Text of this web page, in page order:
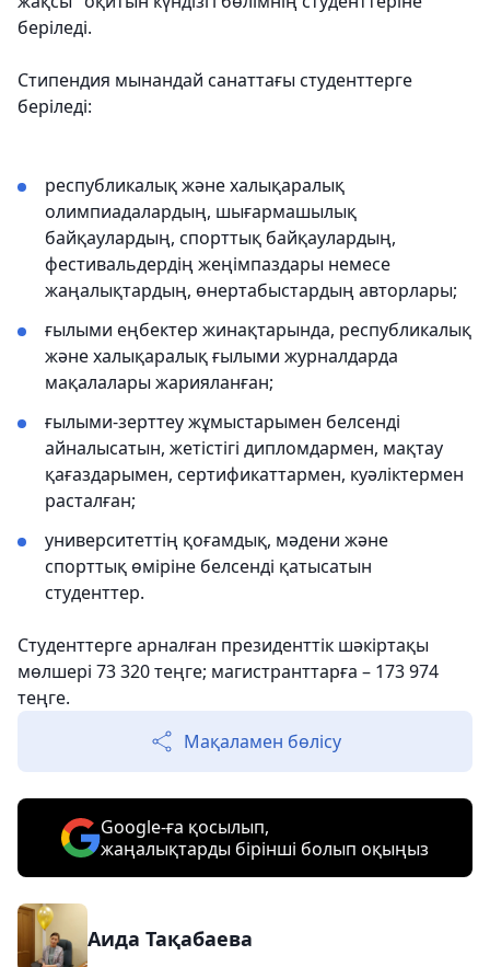
беріледі.
Стипендия мынандай санаттағы студенттерге
беріледі:
республикалық және халықаралық
олимпиадалардың, шығармашылық
байқаулардың, спорттық байқаулардың,
фестивальдердің жеңімпаздары немесе
жаңалықтардың, өнертабыстардың авторлары;
ғылыми еңбектер жинақтарында, республикалық
және халықаралық ғылыми журналдарда
мақалалары жарияланған;
ғылыми-зерттеу жұмыстарымен белсенді
айналысатын, жетістігі дипломдармен, мақтау
қағаздарымен, сертификаттармен, куәліктермен
расталған;
университеттің қоғамдық, мәдени және
спорттық өміріне белсенді қатысатын
студенттер.
Студенттерге арналған президенттік шәкіртақы
мөлшері 73 320 теңге; магистранттарға – 173 974
теңге.
Мақаламен бөлісу
Google-ға қосылып,
жаңалықтарды бірінші болып оқыңыз
Аида Тақабаева